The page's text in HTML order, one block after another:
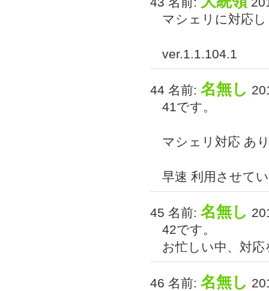
マシェリに対応
ver.1.1.104.1
44 名前: 名無し
41です。
マシェリ対応 あ
早速 利用させて
45 名前: 名無し
42です。
お忙しい中、対
46 名前: 名無し